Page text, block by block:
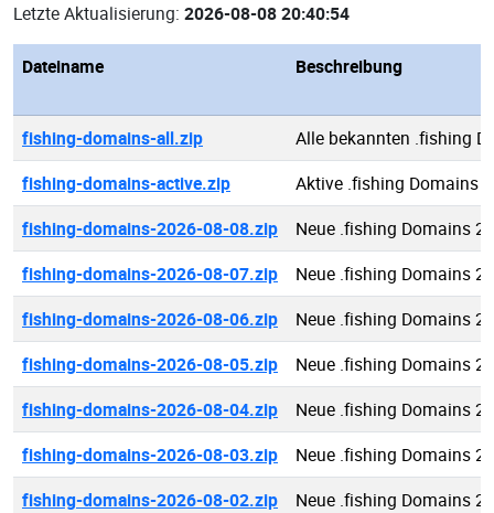
Letzte Aktualisierung: 2026-08-08 20:40:54
Dateiname Beschreibung
fishing-domains-all.zip
Alle bekannten .fishing
fishing-domains-active.zip
Aktive .fishing Domains
fishing-domains-2026-08-08.zip
Neue .fishing Domains
fishing-domains-2026-08-07.zip
Neue .fishing Domains
fishing-domains-2026-08-06.zip
Neue .fishing Domains
fishing-domains-2026-08-05.zip
Neue .fishing Domains
fishing-domains-2026-08-04.zip
Neue .fishing Domains
fishing-domains-2026-08-03.zip
Neue .fishing Domains
fishing-domains-2026-08-02.zip
Neue .fishing Domains